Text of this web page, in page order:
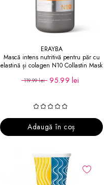
ERAYBA
Mască intens nutritivă pentru păr cu
elastină și colagen N10 Collastin Mask
119.99 lei 95.99 lei
Adaugă în coș